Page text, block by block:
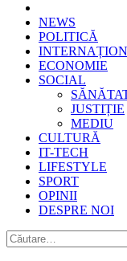
Epoca
Cele mai noi știri
NEWS
POLITICĂ
ECONOMIE
SOCIAL
JUSTIȚIE
MEDIU
CULTURĂ
IT-TECH
LIFESTYLE
SPORT
OPINII
DESPRE NOI
Caută
după: